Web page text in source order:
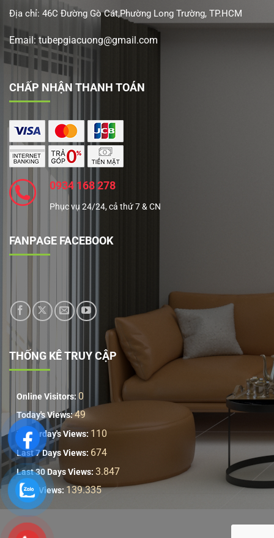
Địa chỉ: 46C Đường Gò Cát,Phường Long Trường, TP.HCM
Email: tubepgiacuong@gmail.com
CHẤP NHẬN THANH TOÁN
0934 168 278
Phục vụ 24/24, cả thứ 7 & CN
FANPAGE FACEBOOK
THỐNG KÊ TRUY CẬP
Online Visitors: 0
Today's Views:49
Yesterday's Views: 110
Last 7 Days Views: 674
Last 30 Days Views: 3.847
Total Views:139.335